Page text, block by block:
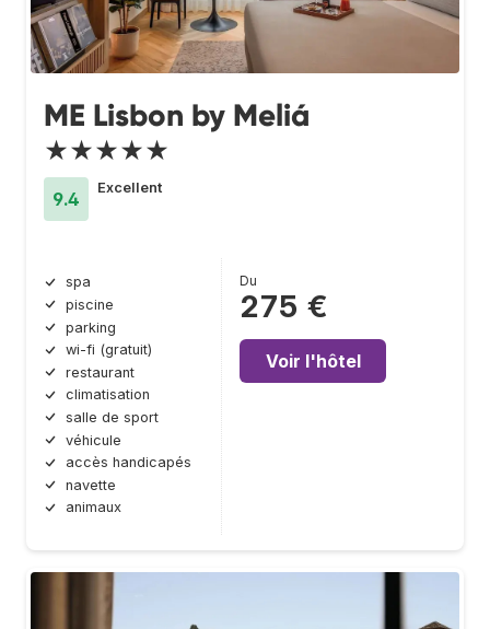
ME Lisbon by Meliá
★★★★★
9.4
Excellent
spa
piscine
parking
wi-fi (gratuit)
restaurant
climatisation
salle de sport
véhicule
accès handicapés
navette
animaux
Du
275 €
Voir l'hôtel